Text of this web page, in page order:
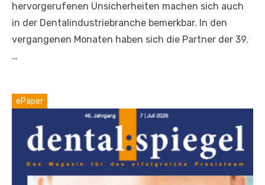
hervorgerufenen Unsicherheiten machen sich auch
in der Dentalindustriebranche bemerkbar. In den
vergangenen Monaten haben sich die Partner der 39.
…
ePaper